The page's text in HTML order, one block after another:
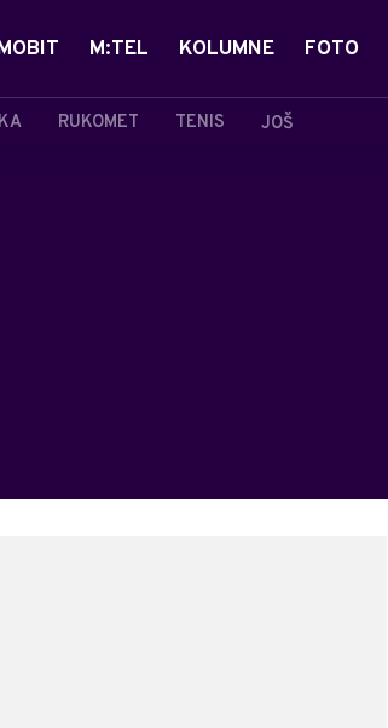
RUKOMET TENIS JOŠ
M:TEL KOLUMNE FOTO